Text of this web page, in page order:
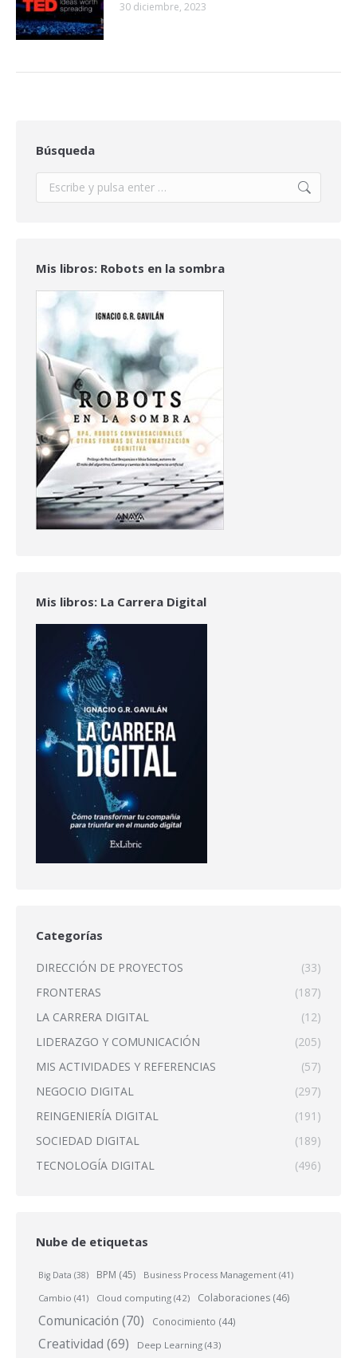
30 diciembre, 2023
Búsqueda
Buscar:
Mis libros: Robots en la sombra
Mis libros: La Carrera Digital
Categorías
DIRECCIÓN DE PROYECTOS
(33)
FRONTERAS
(187)
LA CARRERA DIGITAL
(12)
LIDERAZGO Y COMUNICACIÓN
(205)
MIS ACTIVIDADES Y REFERENCIAS
(57)
NEGOCIO DIGITAL
(297)
REINGENIERÍA DIGITAL
(191)
SOCIEDAD DIGITAL
(189)
TECNOLOGÍA DIGITAL
(496)
Nube de etiquetas
Big Data (38) BPM (45) Business Process Management (41)
Cambio (41) Cloud computing (42) Colaboraciones (46)
Comunicación (70) Conocimiento (44)
Creatividad (69) Deep Learning (43)